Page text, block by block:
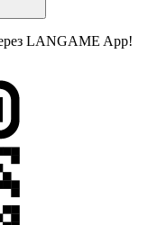
LANGAME App!